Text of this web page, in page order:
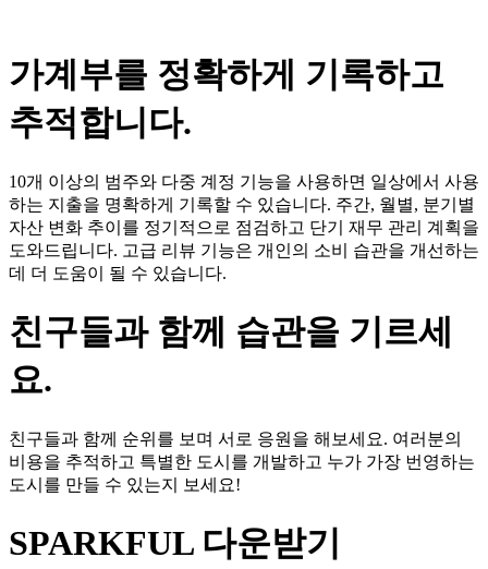
가계부를 정확하게 기록하고
추적합니다.
10개 이상의 범주와 다중 계정 기능을 사용하면 일상에서 사용
하는 지출을 명확하게 기록할 수 있습니다. 주간, 월별, 분기별
자산 변화 추이를 정기적으로 점검하고 단기 재무 관리 계획을
도와드립니다. 고급 리뷰 기능은 개인의 소비 습관을 개선하는
데 더 도움이 될 수 있습니다.
친구들과 함께 습관을 기르세
요.
친구들과 함께 순위를 보며 서로 응원을 해보세요. 여러분의
비용을 추적하고 특별한 도시를 개발하고 누가 가장 번영하는
도시를 만들 수 있는지 보세요!
SPARKFUL 다운받기